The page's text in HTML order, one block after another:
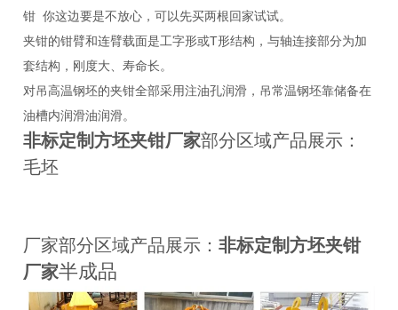
钳 你这边要是不放心，可以先买两根回家试试。
夹钳的钳臂和连臂载面是工字形或T形结构，与轴连接部分为加
套结构，刚度大、寿命长。
对吊高温钢坯的夹钳全部采用注油孔润滑，吊常温钢坯靠储备在
油槽内润滑油润滑。
非标定制方坯夹钳厂家部分区域产品展示：
毛坯
厂家部分区域产品展示：非标定制方坯夹钳
厂家半成品